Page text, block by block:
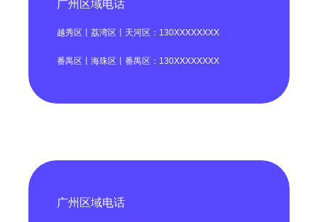
广州区域电话
越秀区丨荔湾区丨天河区：130XXXXXXXX
番禺区丨海珠区丨番禺区：130XXXXXXXX
广州区域电话